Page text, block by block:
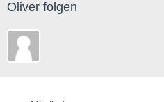
Oliver folgen